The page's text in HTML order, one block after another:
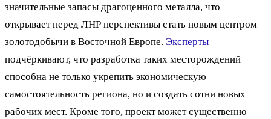
значительные запасы драгоценного металла, что
открывает перед ЛНР перспективы стать новым центром
золотодобычи в Восточной Европе. Эксперты
подчёркивают, что разработка таких месторождений
способна не только укрепить экономическую
самостоятельность региона, но и создать сотни новых
рабочих мест. Кроме того, проект может существенно